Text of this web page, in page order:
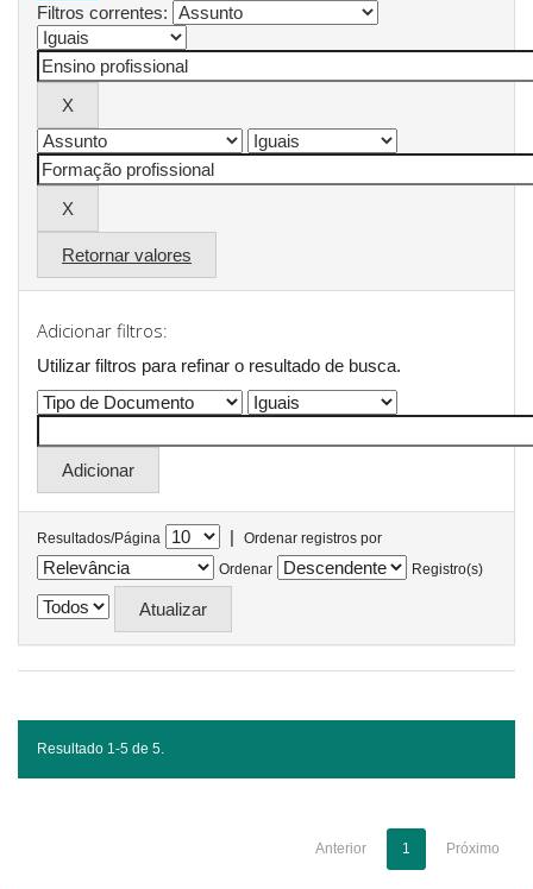
Filtros correntes:
Retornar valores
Adicionar filtros:
Utilizar filtros para refinar o resultado de busca.
Resultados/Página |
Ordenar registros por
Ordenar
Registro(s)
Resultado 1-5 de 5.
Anterior 1 Próximo